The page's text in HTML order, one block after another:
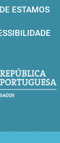
ESTAMOS
os direitos